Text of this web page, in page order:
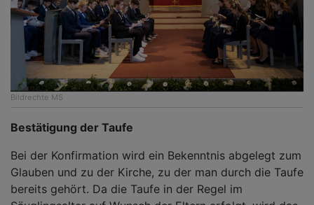
Bildrechte MS
Bestätigung der Taufe
Bei der Konfirmation wird ein Bekenntnis abgelegt zum
Glauben und zu der Kirche, zu der man durch die Taufe
bereits gehört. Da die Taufe in der Regel im